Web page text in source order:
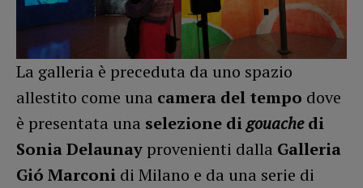
La galleria è preceduta da uno spazio
allestito come una camera del tempo dove
è presentata una selezione digouache di
Sonia Delaunay provenienti dalla Galleria
Gió Marconi di Milano e da una serie di